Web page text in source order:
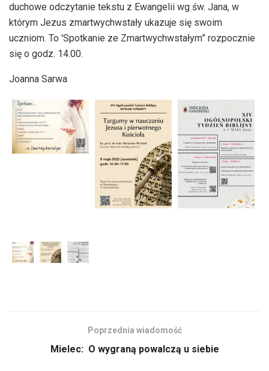
duchowe odczytanie tekstu z Ewangelii wg św. Jana, w
którym Jezus zmartwychwstały ukazuje się swoim
uczniom. To 'Spotkanie ze Zmartwychwstałym” rozpocznie
się o godz. 14.00.
Joanna Sarwa
Poprzednia wiadomość
Mielec: O wygraną powalczą u siebie